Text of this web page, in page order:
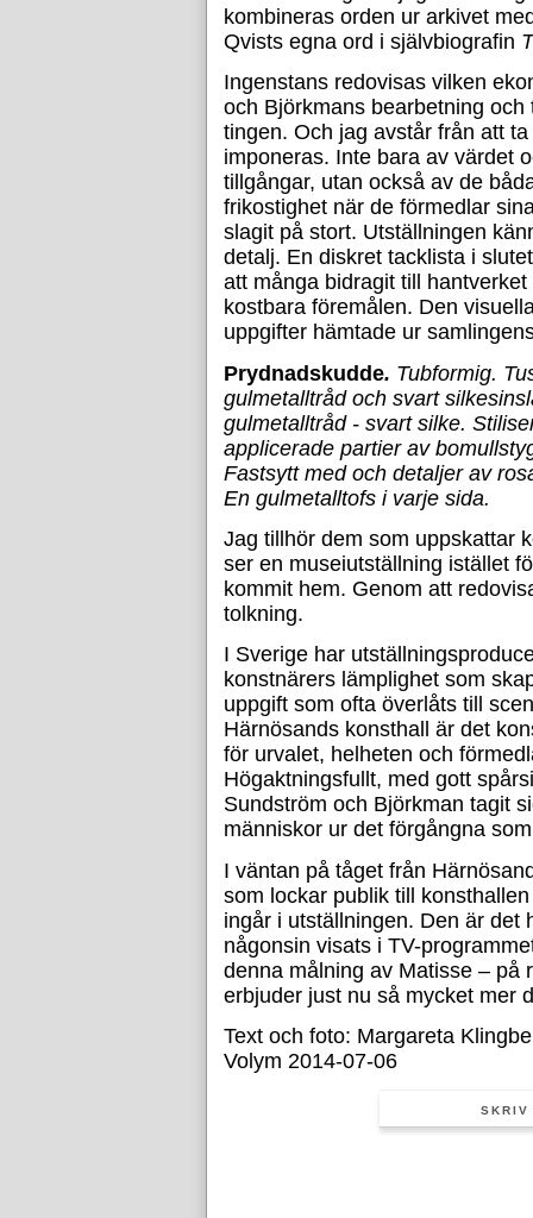
kombineras orden ur arkivet
Qvists egna ord i självbiografin
Ingenstans redovisas vilken
och Björkmans bearbetning
tingen. Och jag avstår från att
imponeras. Inte bara av värdet
tillgångar, utan också av de
frikostighet när de förmedlar
slagit på stort. Utställningen
detalj. En diskret tacklista i
att många bidragit till
kostbara föremålen. Den
uppgifter hämtade ur
Prydnadskudde. Tubformig.
gulmetalltråd och svart
gulmetalltråd - svart silke.
applicerade partier av
Fastsytt med och detaljer av
En gulmetalltofs i varje sida.
Jag tillhör dem som uppskattar
ser en museiutställning istället
kommit hem. Genom att
tolkning.
I Sverige har
konstnärers lämplighet som
uppgift som ofta överlåts till
Härnösands konsthall är det
för urvalet, helheten och
Högaktningsfullt, med gott
Sundström och Björkman tagit
människor ur det förgångna
I väntan på tåget från
som lockar publik till
ingår i utställningen. Den är det
någonsin visats i TV-
denna målning av Matisse – på
erbjuder just nu så mycket mer
Text och foto: Margareta
Volym 2014-07-06
SKRIV